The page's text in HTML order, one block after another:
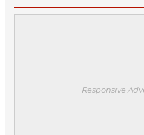
Responsive